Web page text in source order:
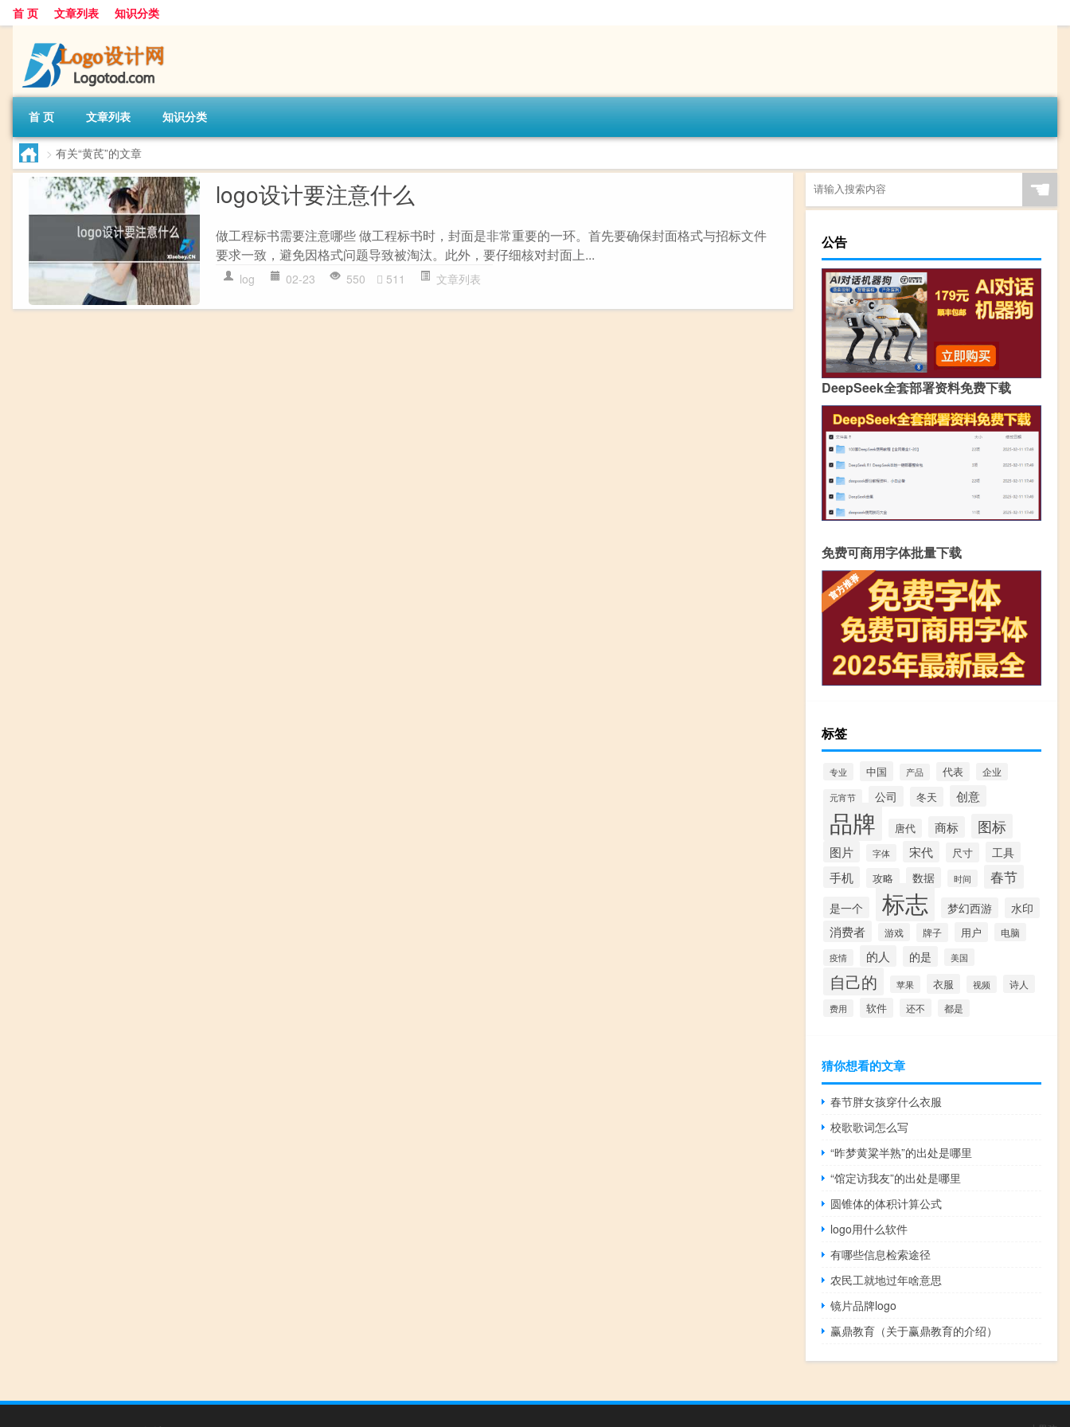
首 页 文章列表 知识分类
首 页 文章列表 知识分类
> 有关“黄芪”的文章
logo设计要注意什么
做工程标书需要注意哪些 做工程标书时，封面是非常重要的一环。首先要确保封面格式与招标文件
要求一致，避免因格式问题导致被淘汰。此外，要仔细核对封面上...
log 02-23 550 511 文章列表
☚
公告
DeepSeek全套部署资料免费下载
免费可商用字体批量下载
标签
专业 中国 产品 代表 企业
元宵节 公司 冬天 创意
品牌 唐代 商标 图标
图片 字体 宋代 尺寸 工具
手机 攻略 数据 时间 春节
是一个 标志 梦幻西游 水印
消费者 游戏 牌子 用户 电脑
疫情 的人 的是 美国
自己的 苹果 衣服 视频 诗人
费用 软件 还不 都是
猜你想看的文章
春节胖女孩穿什么衣服
校歌歌词怎么写
“昨梦黄粱半熟”的出处是哪里
“馆定访我友”的出处是哪里
圆锥体的体积计算公式
logo用什么软件
有哪些信息检索途径
农民工就地过年啥意思
镜片品牌logo
赢鼎教育（关于赢鼎教育的介绍）